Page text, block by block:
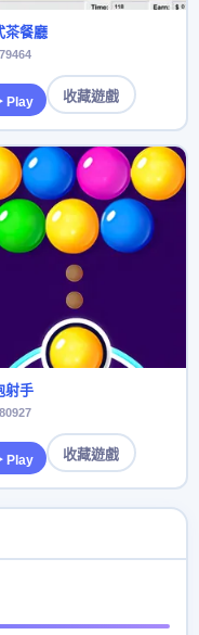
茶餐廳
Play 收藏遊戲
射手
Play 收藏遊戲